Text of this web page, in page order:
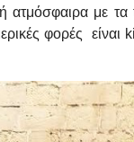
με
φορές είναι